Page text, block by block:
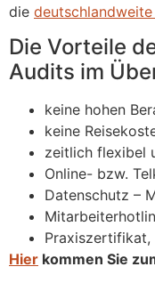
die
Die Vorteile
Audits im
keine hohen
keine
zeitlich flexibel
Online- bzw.
Datenschutz –
Praxiszertifikat,
Hier kommen Sie